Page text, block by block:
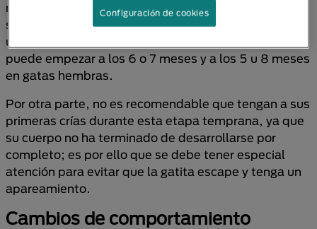
meses de edad tu gata empieza a sentir atracción
sexual y todo su comportamiento cambia, se vuelve
un felino más rebelde; en gatos machos esta etapa
puede empezar a los 6 o 7 meses y a los 5 u 8 meses
en gatas hembras.
Por otra parte, no es recomendable que tengan a sus
primeras crías durante esta etapa temprana, ya que
su cuerpo no ha terminado de desarrollarse por
completo; es por ello que se debe tener especial
atención para evitar que la gatita escape y tenga un
apareamiento.
Cambios de comportamiento
Configuración de cookies